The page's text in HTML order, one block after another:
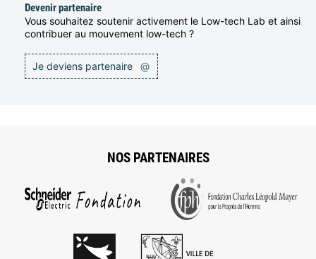
Devenir partenaire
Vous souhaitez soutenir activement le Low-tech Lab et ainsi
contribuer au mouvement low-tech ?
Je deviens partenaire @
NOS PARTENAIRES